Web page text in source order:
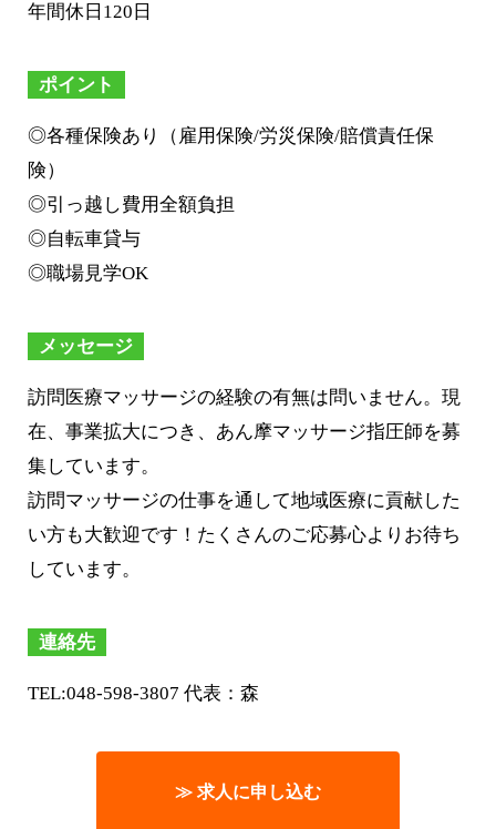
年間休日120日
ポイント
◎各種保険あり（雇用保険/労災保険/賠償責任保
険）
◎引っ越し費用全額負担
◎自転車貸与
◎職場見学OK
メッセージ
訪問医療マッサージの経験の有無は問いません。現
在、事業拡大につき、あん摩マッサージ指圧師を募
集しています。
訪問マッサージの仕事を通して地域医療に貢献した
い方も大歓迎です！たくさんのご応募心よりお待ち
しています。
連絡先
TEL:048-598-3807 代表：森
≫ 求人に申し込む